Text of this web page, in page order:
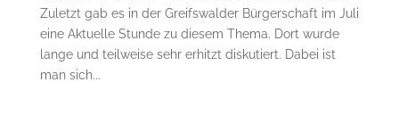
Zuletzt gab es in der Greifswalder Bürgerschaft im Juli
eine Aktuelle Stunde zu diesem Thema. Dort wurde
lange und teilweise sehr erhitzt diskutiert. Dabei ist
man sich...